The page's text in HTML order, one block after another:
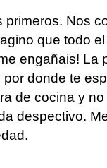
primeros. Nos
que todo
engañais!
donde te
de cocina y
despectivo.